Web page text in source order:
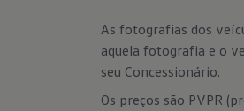
As fotografias dos
aquela fotografia e o
seu Concessionário.
Os preços são PVPR